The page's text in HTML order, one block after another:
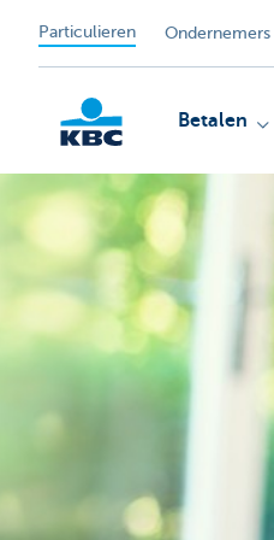
Particulieren Ondernemers
KBC
Betalen